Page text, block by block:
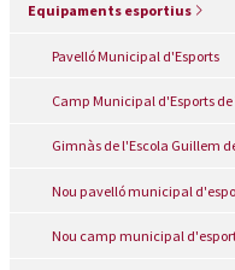
Equipaments esportius
Pavelló Municipal d'Esports
Camp Municipal d'Esports
Gimnàs de l'Escola Guillem
Nou pavelló municipal
Nou camp municipal